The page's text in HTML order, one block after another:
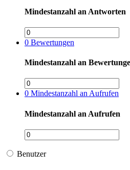
Mindestanzahl an Antworten
0 Bewertungen
Mindestanzahl an
0 Mindestanzahl an Aufrufen
Mindestanzahl an Aufrufen
Benutzer